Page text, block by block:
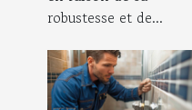
robustesse et de...